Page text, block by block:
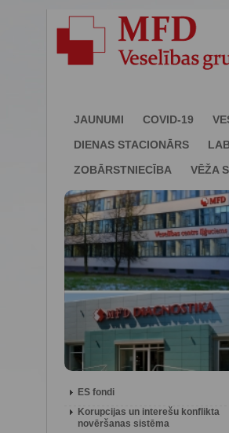
JAUNUMI COVID-19
DIENAS STACIONĀRS
ZOBĀRSTNIECĪBA
VĒŽA
ES fondi
Korupcijas un interešu konflikta
novēršanas sistēma